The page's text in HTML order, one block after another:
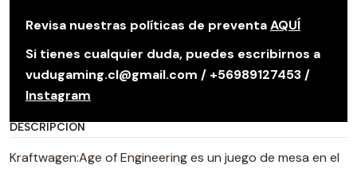
Revisa nuestras políticas de preventaAQUÍ
Si tienes cualquier duda, puedes escribirnos a
vudugaming.cl@gmail.com / +56989127453 /
Instagram
DESCRIPCIÓN
Kraftwagen:Age of Engineering es un juego de mesa en el